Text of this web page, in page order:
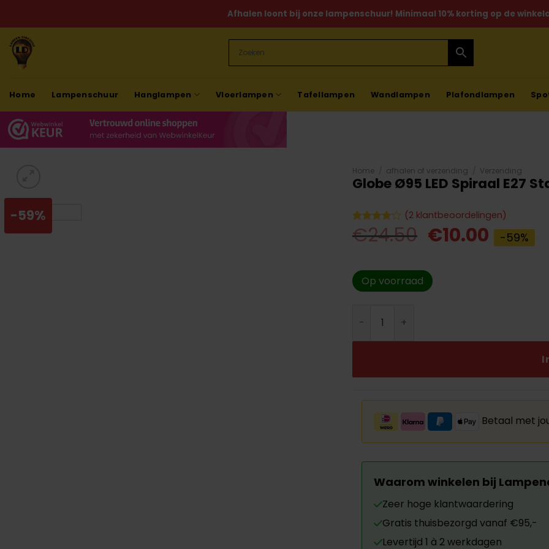
inhoud
Afhalen loont bij onze lampenschuur! Minimaal 10% korting op de
Home Lampenschuur Hanglampen Vloerlampen Tafellampen Wandlampen Plafondlampen
-59%
Home afhalen of verzending Verzending
Globe Ø95 LED Spiraal E27
Gewaardeerd
4.00op
op
2
klant
waarderingen
(2klantbeoordelingen)
€24.50
was:
€24.50.
€10.00 Huidige
prijs
-59%
Op voorraad
Betaal met
Waarom winkelen bij
Zeer hoge klantwaardering
Gratis thuisbezorgd vanaf €95,-
Levertijd 1 à 2 werkdagen